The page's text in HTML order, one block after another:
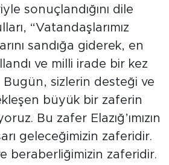
sonuçlandığını dile
“Vatandaşlarımız
sandığa giderek, en
ve milli irade bir kez
sizlerin desteği ve
büyük bir zaferin
Bu zafer Elazığ’ımızın
geleceğimizin zaferidir.
beraberliğimizin zaferidir.